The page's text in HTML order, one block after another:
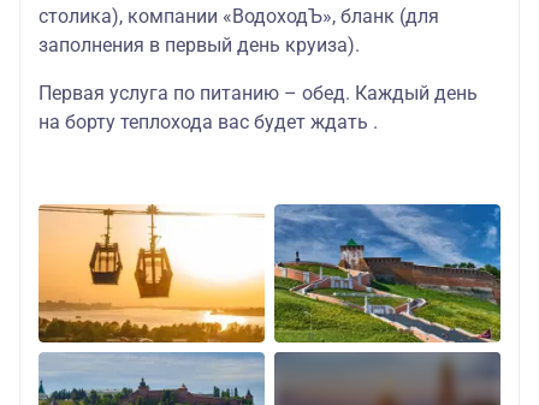
столика), компании «ВодоходЪ», бланк (для
заполнения в первый день круиза).
Первая услуга по питанию – обед. Каждый день
на борту теплохода вас будет ждать .